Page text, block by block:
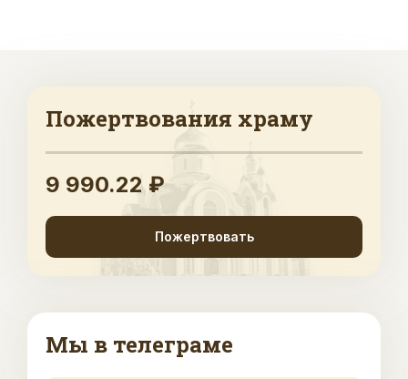
Пожертвования храму
9 990.22 ₽
Пожертвовать
Мы в телеграме